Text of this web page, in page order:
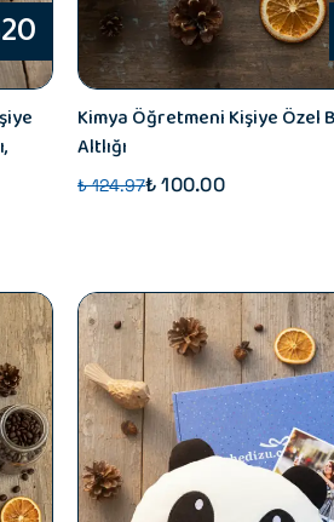
Kimya Öğretmeni Kişiye Özel
Altlığı
₺ 124.97₺ 100.00